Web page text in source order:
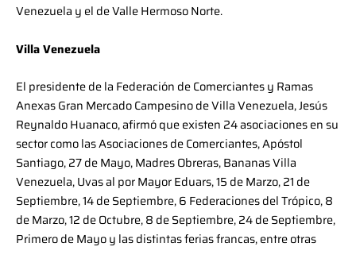
Venezuela y el de Valle Hermoso Norte.
Villa Venezuela
El presidente de la Federación de Comerciantes y Ramas
Anexas Gran Mercado Campesino de Villa Venezuela, Jesús
Reynaldo Huanaco, afirmó que existen 24 asociaciones en su
sector como las Asociaciones de Comerciantes, Apóstol
Santiago, 27 de Mayo, Madres Obreras, Bananas Villa
Venezuela, Uvas al por Mayor Eduars, 15 de Marzo, 21 de
Septiembre, 14 de Septiembre, 6 Federaciones del Trópico, 8
de Marzo, 12 de Octubre, 8 de Septiembre, 24 de Septiembre,
Primero de Mayo y las distintas ferias francas, entre otras